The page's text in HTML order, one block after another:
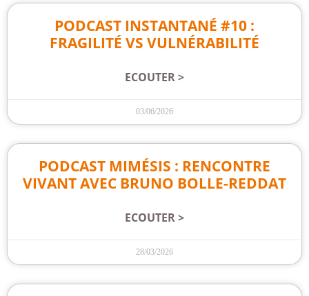
PODCAST INSTANTANÉ #10 :
FRAGILITÉ VS VULNÉRABILITÉ
ECOUTER >
03/06/2026
PODCAST MIMÉSIS : RENCONTRE
VIVANT AVEC BRUNO BOLLE-REDDAT
ECOUTER >
28/03/2026